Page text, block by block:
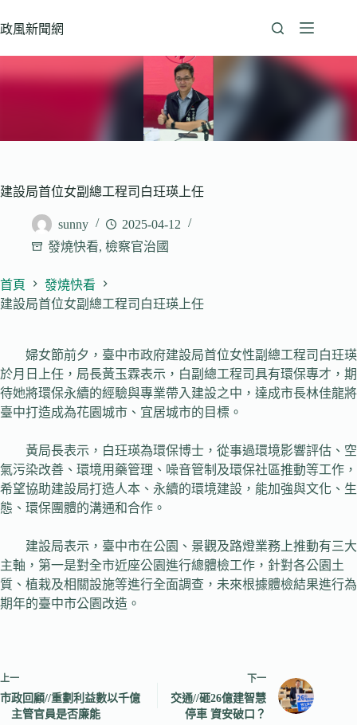
至
政風新聞網
建設局首位女副總工程司白玨瑛上任
sunny
2025-04-12
發燒快看, 檢察官治國
首頁
發燒快看
建設局首位女副總工程司白玨瑛上任
婦女節前夕，臺中市政府建設局首位女性副總工程司白玨瑛
於月日上任，局長黃玉霖表示，白副總工程司具有環保專才，期
待她將環保永續的經驗與專業帶入建設之中，達成市長林佳龍將
臺中打造成為花園城市、宜居城市的目標。
黃局長表示，白玨瑛為環保博士，從事過環境影響評估、空
氣污染改善、環境用藥管理、噪音管制及環保社區推動等工作，
希望協助建設局打造人本、永續的環境建設，能加強與文化、生
態、環保團體的溝通和合作。
建設局表示，臺中市在公園、景觀及路燈業務上推動有三大
主軸，第一是對全市近座公園進行總體檢工作，針對各公園土
質、植栽及相關設施等進行全面調查，未來根據體檢結果進行為
期年的臺中市公園改造。
上一
市政回顧//重劃利益數以千億
主管官員是否廉能
下一
交通//砸26億建智慧
停車 資安破口？